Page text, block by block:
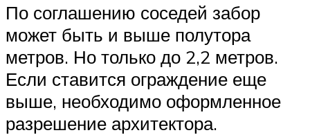
По соглашению соседей забор
может быть и выше полутора
метров. Но только до 2,2 метров.
Если ставится ограждение еще
выше, необходимо оформленное
разрешение архитектора.